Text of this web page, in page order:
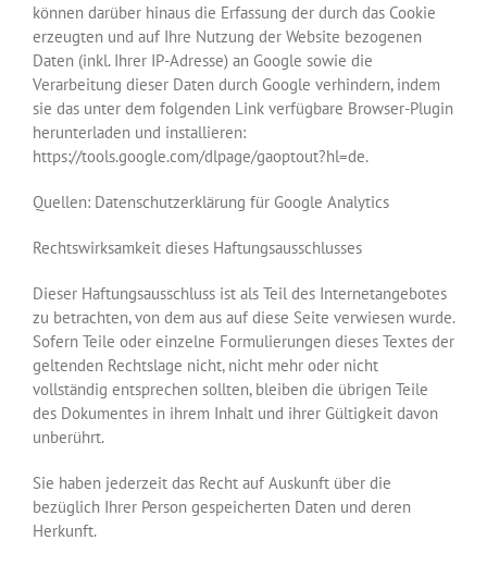
können darüber hinaus die Erfassung der durch das Cookie
erzeugten und auf Ihre Nutzung der Website bezogenen
Daten (inkl. Ihrer IP-Adresse) an Google sowie die
Verarbeitung dieser Daten durch Google verhindern, indem
sie das unter dem folgenden Link verfügbare Browser-Plugin
herunterladen und installieren:
https://tools.google.com/dlpage/gaoptout?hl=de.
Quellen: Datenschutzerklärung für Google Analytics
Rechtswirksamkeit dieses Haftungsausschlusses
Dieser Haftungsausschluss ist als Teil des Internetangebotes
zu betrachten, von dem aus auf diese Seite verwiesen wurde.
Sofern Teile oder einzelne Formulierungen dieses Textes der
geltenden Rechtslage nicht, nicht mehr oder nicht
vollständig entsprechen sollten, bleiben die übrigen Teile
des Dokumentes in ihrem Inhalt und ihrer Gültigkeit davon
unberührt.
Sie haben jederzeit das Recht auf Auskunft über die
bezüglich Ihrer Person gespeicherten Daten und deren
Herkunft.